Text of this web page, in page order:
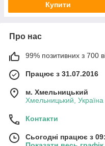
Купити
Про нас
99% позитивних з 700
Працює з 31.07.2016
м. Хмельницький
Хмельницький, Україна
Контакти
Сьогодні працює з